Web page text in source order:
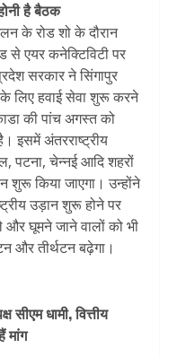
है बैठक
के रोड शो के दौरान
से एयर कनेक्टिविटी पर
सरकार ने सिंगापुर
लिए हवाई सेवा शुरू करने
की पांच अगस्त को
इसमें अंतरराष्ट्रीय
पटना, चेन्नई आदि शहरों
किया जाएगा। उन्होंने
उड़ान शुरू होने पर
और घूमने जाने वालों को भी
और तीर्थटन बढ़ेगा।
धामी, वित्तीय
मांग